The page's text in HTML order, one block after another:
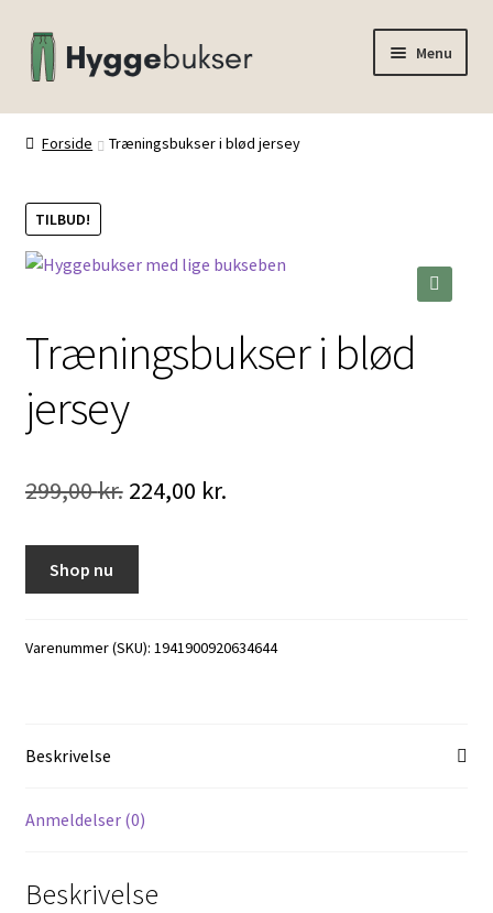
Spring
til
Spring
til
Menu
Forside
Forside Træningsbukser i blød jersey
TILBUD!
Træningsbukser i blød
jersey
299,00kr. Den
299,00 kr..
224,00 kr.Den
224,00 kr..
Shop nu
Varenummer (SKU): 1941900920634644
Beskrivelse
Anmeldelser (0)
Beskrivelse